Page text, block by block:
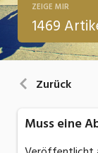
13
Arbeit
ZEIGE MIR
1469
Zurück
Muss eine